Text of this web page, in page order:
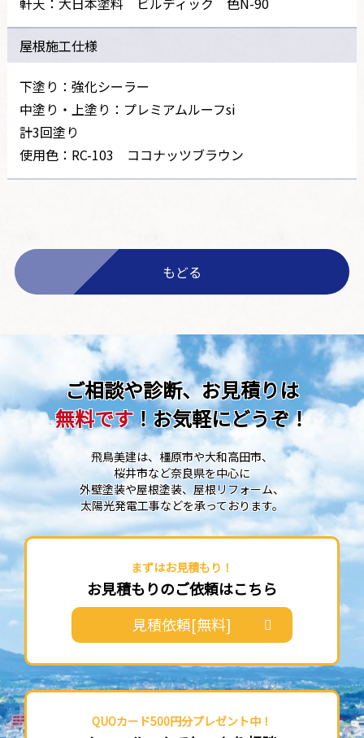
屋根施工仕様
下塗り：強化シーラー
中塗り・上塗り：プレミアムルーフsi
計3回塗り
使用色：RC-103 ココナッツブラウン
もどる
ご相談や診断、お見積りは
無料です！お気軽にどうぞ！
飛鳥美建は、橿原市や大和高田市、
桜井市など奈良県を中心に
外壁塗装や屋根塗装、屋根リフォーム、
太陽光発電工事などを承っております。
まずはお見積もり！
お見積もりのご依頼はこちら
見積依頼[無料]
QUOカード500円分プレゼント中！